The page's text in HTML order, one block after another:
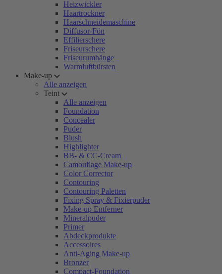
Heizwickler
Haartrockner
Haarschneidemaschine
Diffusor-Fön
Effilierschere
Friseurschere
Friseurumhänge
Warmluftbürsten
Make-up
Alle anzeigen
Teint
Alle anzeigen
Foundation
Concealer
Puder
Blush
Highlighter
BB- & CC-Cream
Camouflage Make-up
Color Corrector
Contouring
Contouring Paletten
Fixing Spray & Fixierpuder
Make-up Entferner
Mineralpuder
Primer
Abdeckprodukte
Accessoires
Anti-Aging Make-up
Bronzer
Compact-Foundation